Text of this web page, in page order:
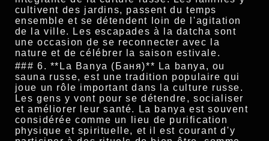
cultivent des jardins, passent du temps
ensemble et se détendent loin de l'agitation
de la ville. Les escapades à la datcha sont
une occasion de se reconnecter avec la
nature et de célébrer la saison estivale.
### 6. **La Banya (Баня)** La banya, ou
sauna russe, est une tradition populaire qui
joue un rôle important dans la culture russe.
Les gens y vont pour se détendre, socialiser
et améliorer leur santé. La banya est souvent
considérée comme un lieu de purification
physique et spirituelle, et il est courant d'y